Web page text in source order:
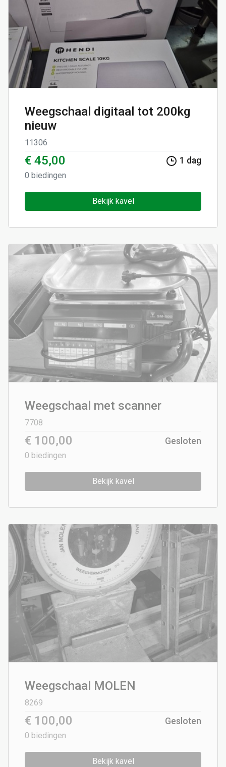
Weegschaal digitaal tot 200kg
nieuw
11306
€ 45,00
0 biedingen
1 dag
Bekijk kavel
Weegschaal met scanner
7708
€ 100,00
0 biedingen
Gesloten
Bekijk kavel
Weegschaal MOLEN
8269
€ 100,00
0 biedingen
Gesloten
Bekijk kavel